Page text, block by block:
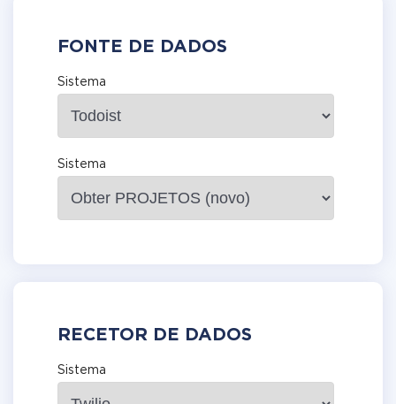
FONTE DE DADOS
Sistema
Sistema
RECETOR DE DADOS
Sistema